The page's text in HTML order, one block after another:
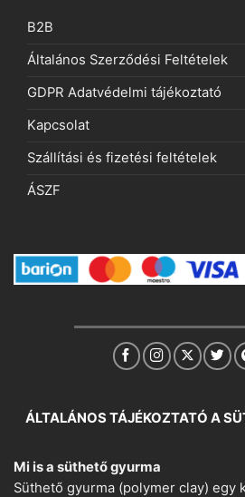
B2B
Általános Szerződési Feltételek
GDPR Adatvédelmi tájékoztató
Kapcsolat
Szállítási és fizetési feltételek
ÁSZF
ÁLTALÁNOS TÁJÉKOZTATÓ A
Mi is a süthető gyurma
Süthető gyurma (polymer clay) egy